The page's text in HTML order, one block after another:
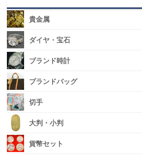
貴金属
ダイヤ・宝石
ブランド時計
ブランドバッグ
切手
大判・小判
貨幣セット